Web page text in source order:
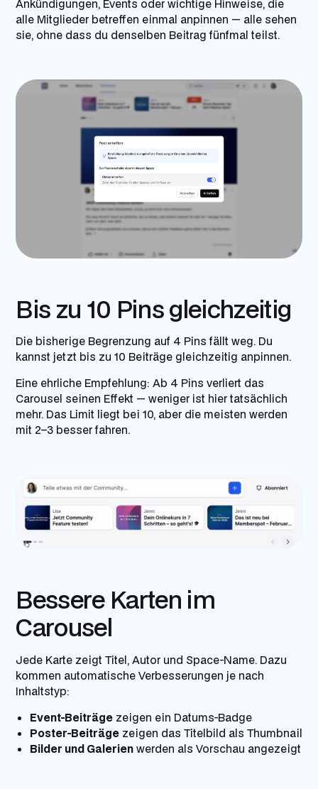
Ankündigungen, Events oder wichtige Hinweise, die
alle Mitglieder betreffen einmal anpinnen — alle sehen
sie, ohne dass du denselben Beitrag fünfmal teilst.
Bis zu 10 Pins gleichzeitig
Die bisherige Begrenzung auf 4 Pins fällt weg. Du
kannst jetzt bis zu 10 Beiträge gleichzeitig anpinnen.
Eine ehrliche Empfehlung: Ab 4 Pins verliert das
Carousel seinen Effekt — weniger ist hier tatsächlich
mehr. Das Limit liegt bei 10, aber die meisten werden
mit 2–3 besser fahren.
Bessere Karten im
Carousel
Jede Karte zeigt Titel, Autor und Space-Name. Dazu
kommen automatische Verbesserungen je nach
Inhaltstyp:
Event-Beiträgezeigen ein Datums-Badge
Poster-Beiträgezeigen das Titelbild als Thumbnail
Bilder und Galerienwerden als Vorschau angezeigt